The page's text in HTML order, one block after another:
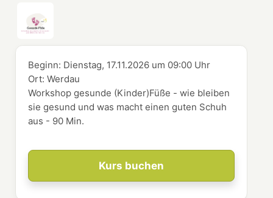
Kurs buchen
Beginn: Dienstag, 17.11.2026 um 09:00 Uhr
Ort:Werdau
Workshop gesunde (Kinder)Füße - wie bleiben
sie gesund und was macht einen guten Schuh
aus - 90 Min.